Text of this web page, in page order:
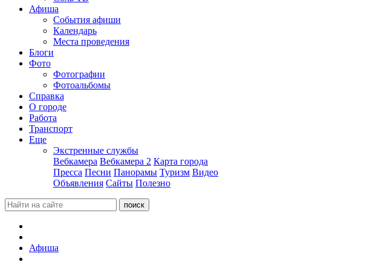
Афиша
События афиши
Календарь
Места проведения
Блоги
Фото
Фотографии
Фотоальбомы
Справка
О городе
Работа
Транспорт
Еще
Экстренные службы
Вебкамера Вебкамера 2 Карта города
Пресса Песни Панорамы Туризм Видео
Объявления Сайты Полезно
Афиша